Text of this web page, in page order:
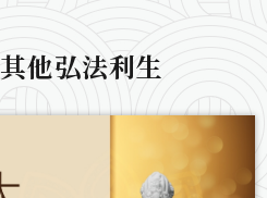
其他弘法利生